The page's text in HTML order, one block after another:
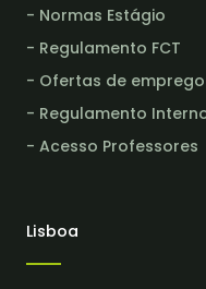
- Normas Estágio
- Regulamento FCT
- Ofertas de emprego
- Regulamento
- Acesso Professores
Lisboa